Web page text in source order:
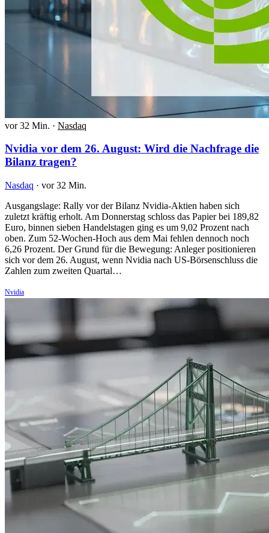
vor 32 Min. · Nasdaq
Nvidia vor dem 26. August: Wird die Nachfrage die
Bilanz tragen?
Nasdaq · vor 32 Min.
Ausgangslage: Rally vor der Bilanz Nvidia-Aktien haben sich
zuletzt kräftig erholt. Am Donnerstag schloss das Papier bei 189,82
Euro, binnen sieben Handelstagen ging es um 9,02 Prozent nach
oben. Zum 52-Wochen-Hoch aus dem Mai fehlen dennoch noch
6,26 Prozent. Der Grund für die Bewegung: Anleger positionieren
sich vor dem 26. August, wenn Nvidia nach US-Börsenschluss die
Zahlen zum zweiten Quartal…
Nvidia